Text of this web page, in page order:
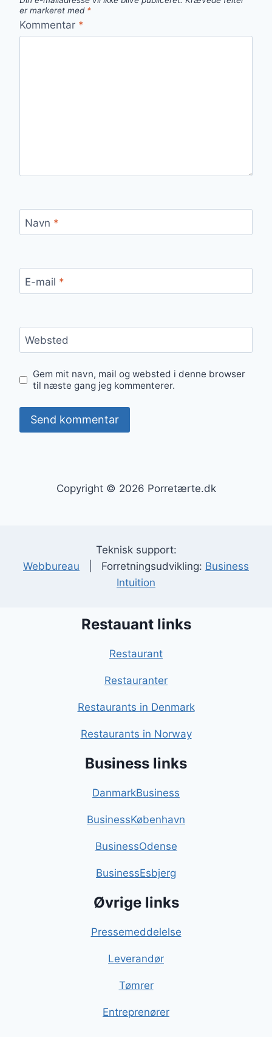
er markeret med *
Kommentar *
Navn *
E-mail *
Websted
Gem mit navn, mail og websted i denne browser
til næste gang jeg kommenterer.
Copyright © 2026 Porretærte.dk
Teknisk support:
Webbureau | Forretningsudvikling: Business
Intuition
Restauant links
Restaurant
Restauranter
Restaurants in Denmark
Restaurants in Norway
Business links
DanmarkBusiness
BusinessKøbenhavn
BusinessOdense
BusinessEsbjerg
Øvrige links
Pressemeddelelse
Leverandør
Tømrer
Entreprenører